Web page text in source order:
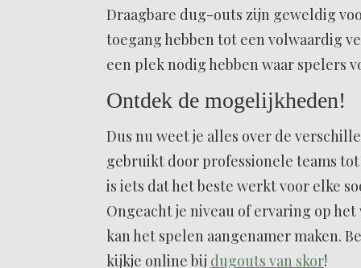
Draagbare dug-outs zijn geweldig
toegang hebben tot een volwaardig
een plek nodig hebben waar spelers
Ontdek de mogelijkheden!
Dus nu weet je alles over de
gebruikt door professionele teams
is iets dat het beste werkt voor elke
Ongeacht je niveau of ervaring op
kan het spelen aangenamer maken.
kijkje online bij dugouts van skor!